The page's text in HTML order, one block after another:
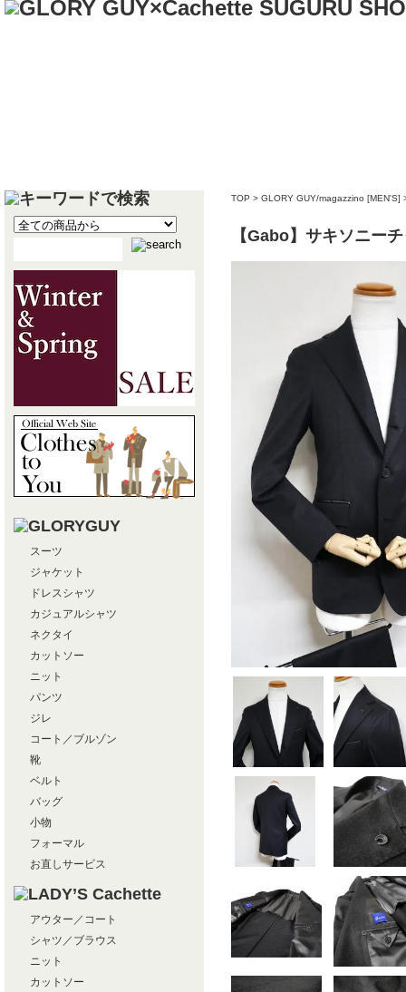
TOP > GLORY GUY/magazzino [MEN'S]
【Gabo】サキソニー
スーツ
ジャケット
ドレスシャツ
カジュアルシャツ
ネクタイ
カットソー
ニット
パンツ
ジレ
コート／ブルゾン
靴
ベルト
バッグ
小物
フォーマル
お直しサービス
アウター／コート
シャツ／ブラウス
ニット
カットソー